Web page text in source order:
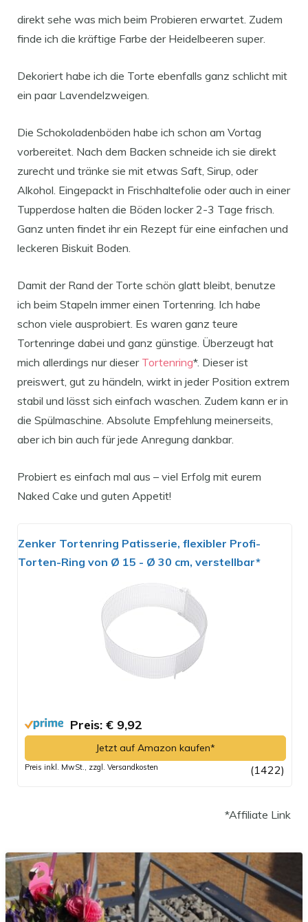
direkt sehe was mich beim Probieren erwartet. Zudem
finde ich die kräftige Farbe der Heidelbeeren super.
Dekoriert habe ich die Torte ebenfalls ganz schlicht mit
ein paar Lavendelzweigen.
Die Schokoladenböden habe ich schon am Vortag
vorbereitet. Nach dem Backen schneide ich sie direkt
zurecht und tränke sie mit etwas Saft, Sirup, oder
Alkohol. Eingepackt in Frischhaltefolie oder auch in einer
Tupperdose halten die Böden locker 2-3 Tage frisch.
Ganz unten findet ihr ein Rezept für eine einfachen und
leckeren Biskuit Boden.
Damit der Rand der Torte schön glatt bleibt, benutze
ich beim Stapeln immer einen Tortenring. Ich habe
schon viele ausprobiert. Es waren ganz teure
Tortenringe dabei und ganz günstige. Überzeugt hat
mich allerdings nur dieser Tortenring*. Dieser ist
preiswert, gut zu händeln, wirkt in jeder Position extrem
stabil und lässt sich einfach waschen. Zudem kann er in
die Spülmaschine. Absolute Empfehlung meinerseits,
aber ich bin auch für jede Anregung dankbar.
Probiert es einfach mal aus – viel Erfolg mit eurem
Naked Cake und guten Appetit!
Zenker Tortenring Patisserie, flexibler Profi-
Torten-Ring von Ø 15 - Ø 30 cm, verstellbar*
Preis: € 9,92
Jetzt auf Amazon kaufen*
Preis inkl. MwSt., zzgl. Versandkosten (1422)
*Affiliate Link